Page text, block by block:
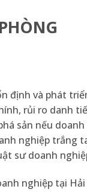
định và phát
rủi ro danh
sản nếu
nghiệp trắng
sư doanh
nghiệp tại